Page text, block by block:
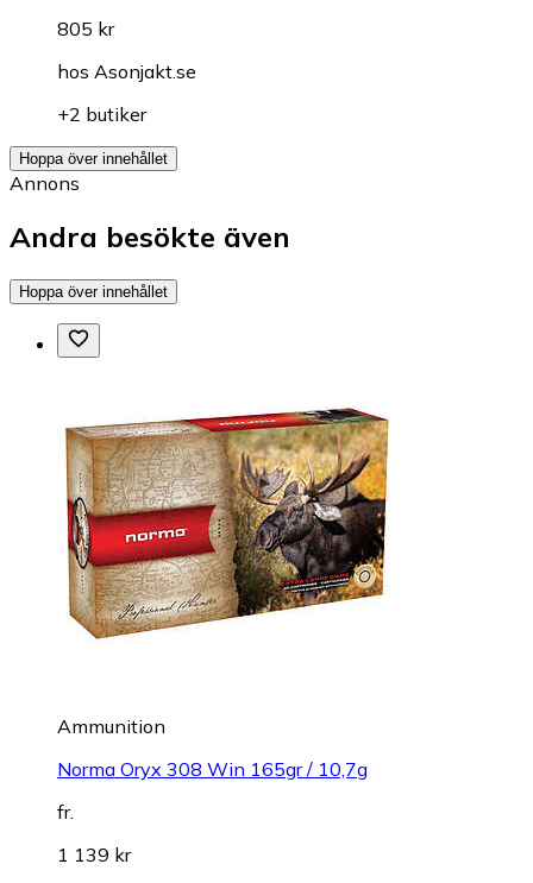
805 kr
hos Asonjakt.se
+2 butiker
Hoppa över innehållet
Annons
Andra besökte även
Hoppa över innehållet
Ammunition
Norma Oryx 308 Win 165gr / 10,7g
fr.
1 139 kr